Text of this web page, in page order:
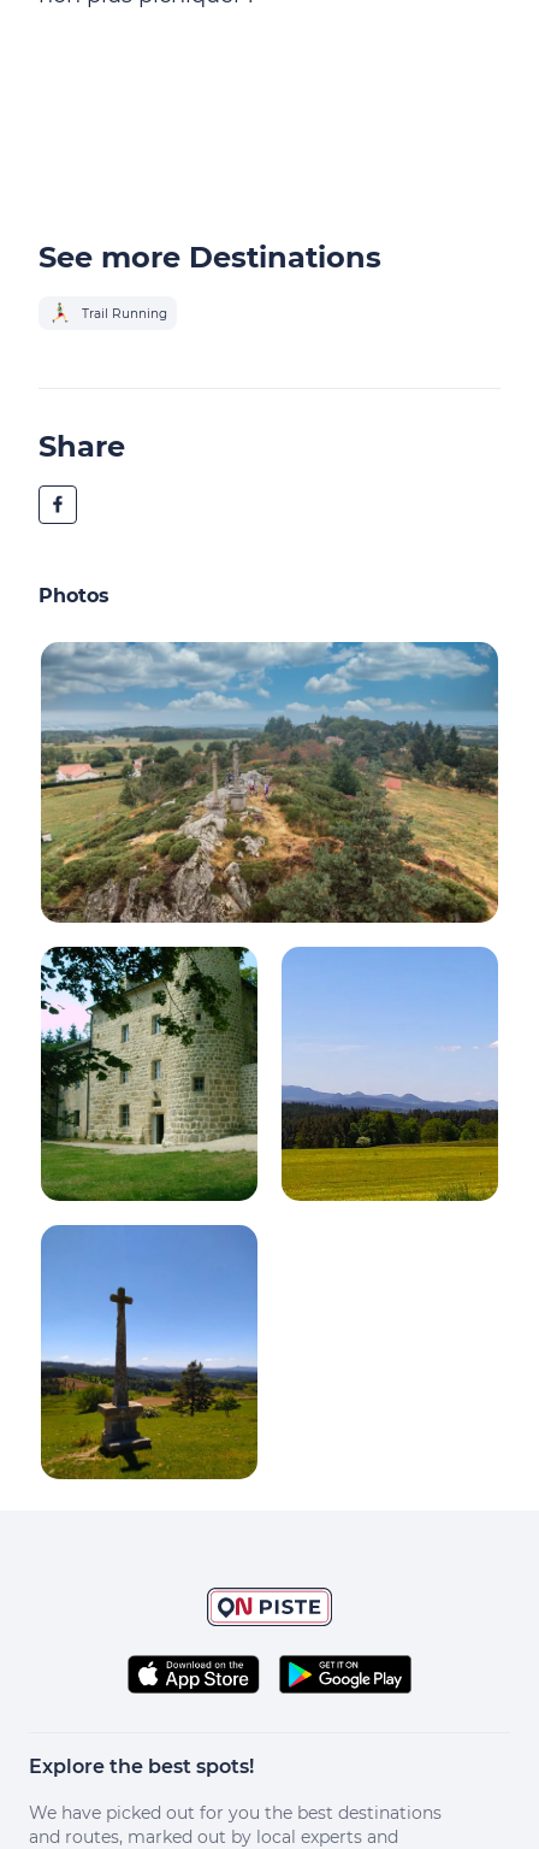
See more Destinations
Trail Running
Share
Photos
Explore the best spots!
We have picked out for you the best destinations
and routes, marked out by local experts and